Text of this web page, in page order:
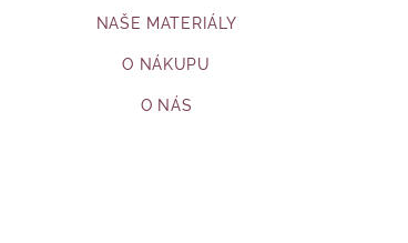
NAŠE MATERIÁLY
O NÁKUPU
O NÁS